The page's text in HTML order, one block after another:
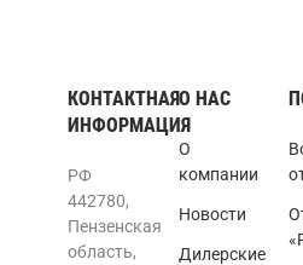
КОНТАКТНАЯ
ИНФОРМАЦИЯ
РФ
442780,
Пензенская
область,
О НАС
О
компании
Новости
Дилерские